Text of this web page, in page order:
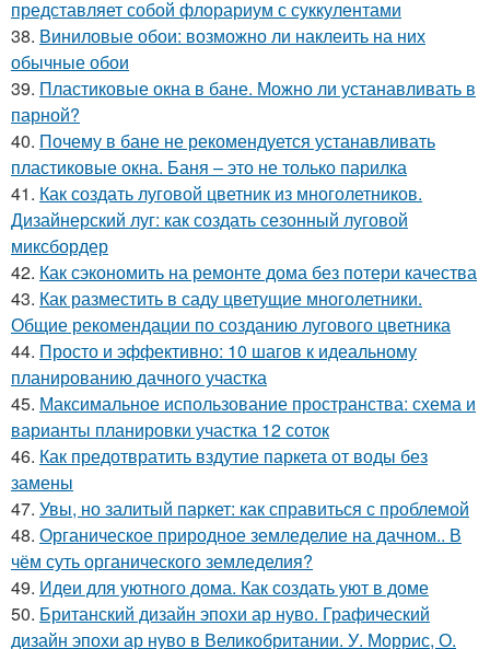
представляет собой флорариум с суккулентами
38. Виниловые обои: возможно ли наклеить на них
обычные обои
39. Пластиковые окна в бане. Можно ли устанавливать в
парной?
40. Почему в бане не рекомендуется устанавливать
пластиковые окна. Баня – это не только парилка
41. Как создать луговой цветник из многолетников.
Дизайнерский луг: как создать сезонный луговой
миксбордер
42. Как сэкономить на ремонте дома без потери качества
43. Как разместить в саду цветущие многолетники.
Общие рекомендации по созданию лугового цветника
44. Просто и эффективно: 10 шагов к идеальному
планированию дачного участка
45. Максимальное использование пространства: схема и
варианты планировки участка 12 соток
46. Как предотвратить вздутие паркета от воды без
замены
47. Увы, но залитый паркет: как справиться с проблемой
48. Органическое природное земледелие на дачном.. В
чём суть органического земледелия?
49. Идеи для уютного дома. Как создать уют в доме
50. Британский дизайн эпохи ар нуво. Графический
дизайн эпохи ар нуво в Великобритании. У. Моррис, О.